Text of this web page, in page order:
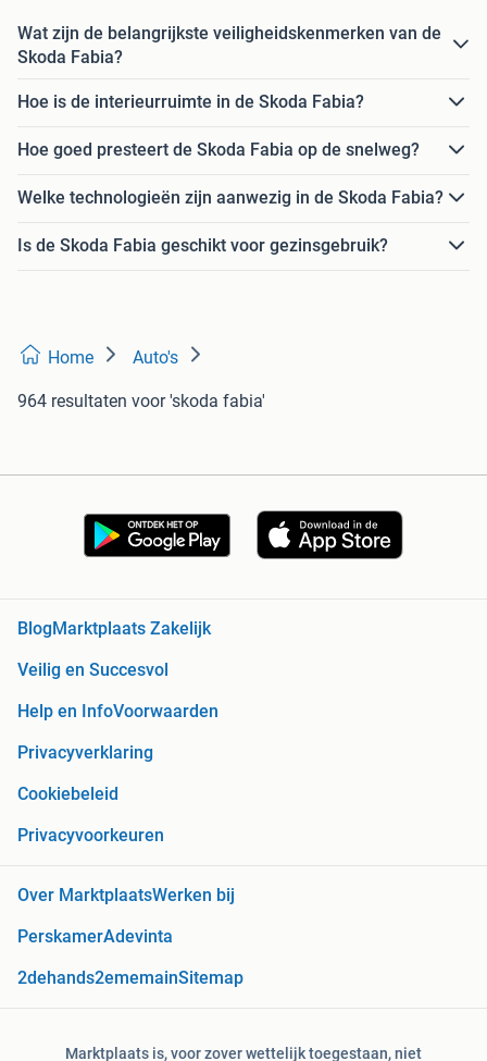
Wat zijn de belangrijkste veiligheidskenmerken van de
Skoda Fabia?
Hoe is de interieurruimte in de Skoda Fabia?
Hoe goed presteert de Skoda Fabia op de snelweg?
Welke technologieën zijn aanwezig in de Skoda Fabia?
Is de Skoda Fabia geschikt voor gezinsgebruik?
Home Auto's
964 resultaten voor 'skoda fabia'
BlogMarktplaats Zakelijk
Veilig en Succesvol
Help en InfoVoorwaarden
Privacyverklaring
Cookiebeleid
Privacyvoorkeuren
Over MarktplaatsWerken bij
PerskamerAdevinta
2dehands2ememainSitemap
Marktplaats is, voor zover wettelijk toegestaan, niet